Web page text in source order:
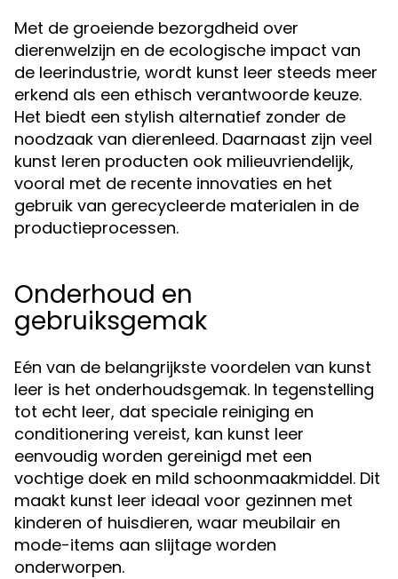
Met de groeiende bezorgdheid over
dierenwelzijn en de ecologische impact van
de leerindustrie, wordt kunst leer steeds meer
erkend als een ethisch verantwoorde keuze.
Het biedt een stylish alternatief zonder de
noodzaak van dierenleed. Daarnaast zijn veel
kunst leren producten ook milieuvriendelijk,
vooral met de recente innovaties en het
gebruik van gerecycleerde materialen in de
productieprocessen.
Onderhoud en
gebruiksgemak
Eén van de belangrijkste voordelen van kunst
leer is het onderhoudsgemak. In tegenstelling
tot echt leer, dat speciale reiniging en
conditionering vereist, kan kunst leer
eenvoudig worden gereinigd met een
vochtige doek en mild schoonmaakmiddel. Dit
maakt kunst leer ideaal voor gezinnen met
kinderen of huisdieren, waar meubilair en
mode-items aan slijtage worden
onderworpen.